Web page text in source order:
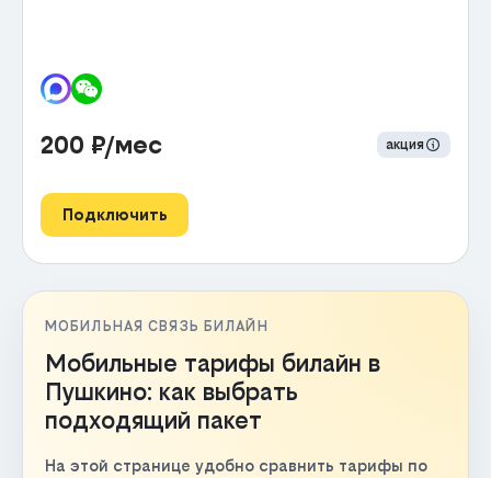
200 ₽/мес акция
Подключить
МОБИЛЬНАЯ СВЯЗЬ БИЛАЙН
Мобильные тарифы билайн в
Пушкино: как выбрать
подходящий пакет
На этой странице удобно сравнить тарифы по